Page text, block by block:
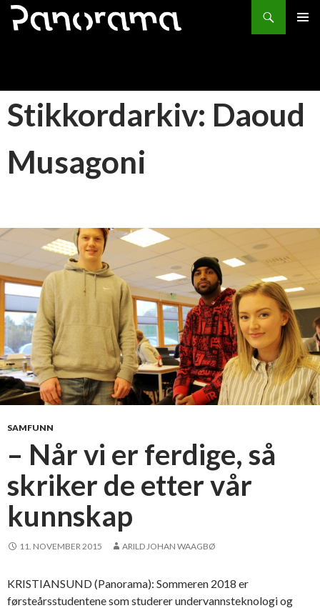
Søk
HOPP
Stikkordarkiv: Daoud
Musagoni
SAMFUNN
– Når vi er ferdige, så
skriker de etter vår
kunnskap
11. NOVEMBER 2015 ARILD JOHAN WAAGBØ
KRISTIANSUND (Panorama): Sommeren 2018 er
førsteårsstudentene som studerer undervannsteknologi og